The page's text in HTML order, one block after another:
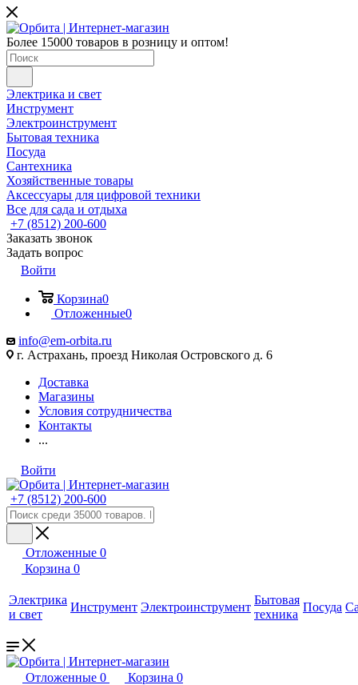
Более 15000 товаров в розницу и оптом!
Электрика и свет
Инструмент
Электроинструмент
Бытовая техника
Посуда
Сантехника
Хозяйственные товары
Аксессуары для цифровой техники
Все для сада и отдыха
+7 (8512) 200-600
Заказать звонок
Задать вопрос
Войти
Корзина0
Отложенные0
info@em-orbita.ru
г. Астрахань, проезд Николая Островского д. 6
Доставка
Магазины
Условия сотрудничества
Контакты
...
Войти
+7 (8512) 200-600
Отложенные 0
Корзина 0
Электрика
и свет
Инструмент Электроинструмент
Бытовая
техника
Посуда
Отложенные 0 Корзина 0